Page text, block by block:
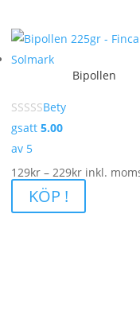
1.194kr.999kr.
Bipollen
Bety
gsatt 5.00
av 5
129kr – 229kr
till
inkl.
KÖP !